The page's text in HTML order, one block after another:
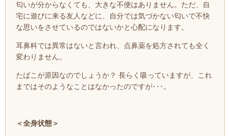
匂いが分からなくても、大きな不便はありません。ただ、自
宅に遊びに来る友人などに、自分では気づかない匂いで不快
な思いをさせているのではないかと心配になります。
耳鼻科では異常はないと言われ、
点鼻薬を処方されても全く
変わりません。
たばこが原因なのでしょうか？ 長らく吸っていますが、これ
まではそのようなことはなかったのですが･･･。
＜全身状態＞